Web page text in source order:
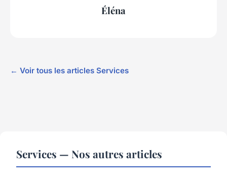
Éléna
← Voir tous les articles Services
Services — Nos autres articles